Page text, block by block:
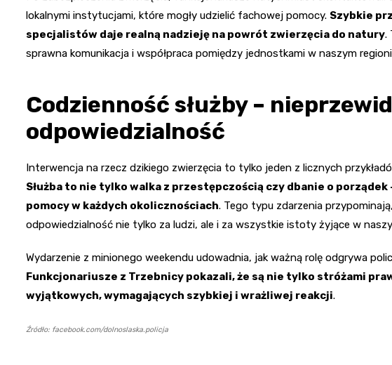
lokalnymi instytucjami, które mogły udzielić fachowej pomocy. Szybkie
specjalistów daje realną nadzieję na powrót zwierzęcia do natury.
sprawna komunikacja i współpraca pomiędzy jednostkami w naszym
Codzienność służby –
odpowiedzialność
Interwencja na rzecz dzikiego zwierzęcia to tylko jeden z licznych
Służba to nie tylko walka z przestępczością czy dbanie o
pomocy w każdych okolicznościach. Tego typu zdarzenia
odpowiedzialność nie tylko za ludzi, ale i za wszystkie istoty żyjące w
Wydarzenie z minionego weekendu udowadnia, jak ważną rolę odgrywa
Funkcjonariusze z Trzebnicy pokazali, że są nie tylko stróżami
wyjątkowych, wymagających szybkiej i wrażliwej reakcji.
Źródło: facebook.com/dolnoslaska.policja